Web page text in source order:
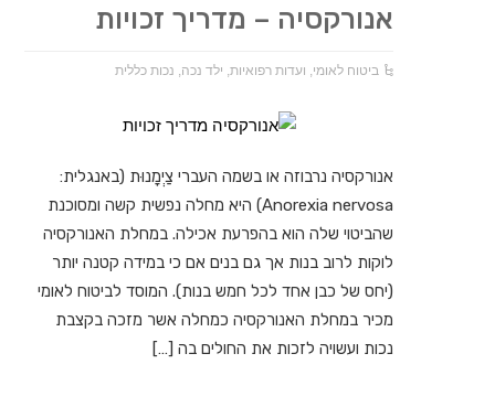
אנורקסיה – מדריך זכויות
ביטוח לאומי, ועדות רפואיות, ילד נכה, נכות כללית
אנורקסיה נרבוזה או בשמה העברי צַיְמָנוּת (באנגלית:
Anorexia nervosa) היא מחלה נפשית קשה ומסוכנת
שהביטוי שלה הוא בהפרעת אכילה. במחלת האנורקסיה
לוקות לרוב בנות אך גם בנים אם כי במידה קטנה יותר
(יחס של כבן אחד לכל חמש בנות). המוסד לביטוח לאומי
מכיר במחלת האנורקסיה כמחלה אשר מזכה בקצבת
נכות ועשויה לזכות את החולים בה […]